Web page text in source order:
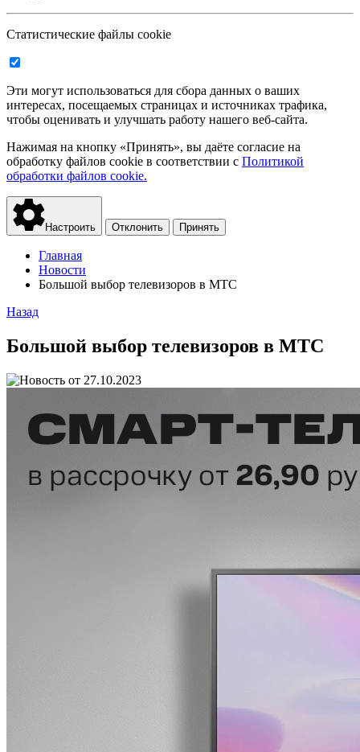
Статистические файлы cookie
Эти могут использоваться для сбора данных о ваших
интересах, посещаемых страницах и источниках трафика,
чтобы оценивать и улучшать работу нашего веб-сайта.
Нажимая на кнопку «Принять», вы даёте согласие на
обработку файлов cookie в соответствии с Политикой
обработки файлов cookie.
Настроить Отклонить Принять
Главная
Новости
Большой выбор телевизоров в МТС
Назад
Большой выбор телевизоров в МТС
27.10.2023